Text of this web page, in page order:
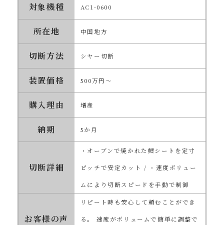
対象機種 AC1-0600
所在地 中国地方
切断方法 シヤー切断
装置価格 500万円～
購入理由 増産
納期 5か月
切断詳細
・オーブンで焼かれた鱈シートを定寸
ピッチで安定カット / ・速度ボリュー
ムにより切断スピードを手動で制御
お客様の声
リピート時も安心して頼むことができ
る。 速度がボリュームで簡単に調整で